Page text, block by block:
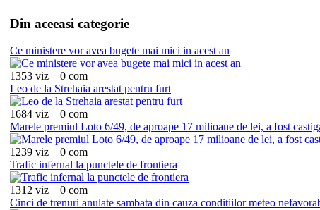
Din aceeasi categorie
Ce ministere vor avea bugete mai mici in acest an
1353 viz
0 com
Leo de la Strehaia arestat pentru furt
1684 viz
0 com
Marele premiul Loto 6/49, de aproape 17 milioane de lei, a fost
1239 viz
0 com
Trafic infernal la punctele de frontiera
1312 viz
0 com
Cinci de trenuri anulate sambata din cauza conditiilor meteo